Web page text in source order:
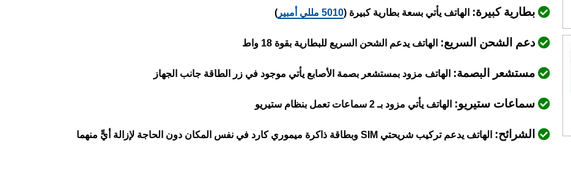
بطارية كبيرة: الهاتف يأتي بسعة بطارية كبيرة (5010 مللي أمبير )
دعم الشحن السريع: الهاتف يدعم الشحن السريع للبطارية بقوة 18 واط
مستشعر البصمة: الهاتف مزود بمستشعر بصمة الأصابع يأتي موجود في زر الطاقة جانب الجهاز
سماعات ستيريو: الهاتف يأتي مزود بـ 2 سماعات تعمل بنظام ستيريو
الشرائح: الهاتف يدعم تركيب شريحتي SIM وبطاقة ذاكرة ميموري كارد في نفس المكان دون الحاجة لإزالة أيٍّ منهما